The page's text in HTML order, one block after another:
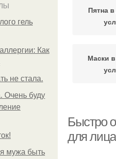
гель
Как
не стала.
Очень буду
мужа быть
Пятна
Маски
Быстро
для